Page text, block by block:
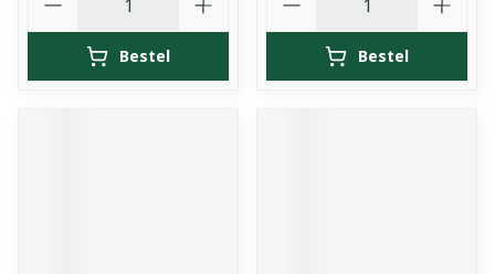
Bestel Bestel